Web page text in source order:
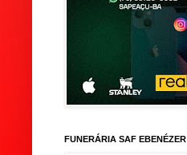
FUNERÁRIA SAF EBENÉZER